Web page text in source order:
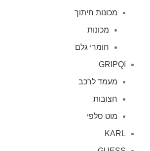
מכונות חיתוך
מכונות
חומרי גלם
GRIPQI
מעמד לרכב
חצובות
מוט סלפי
KARL